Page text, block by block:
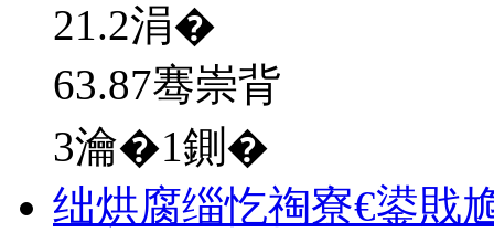
21.2涓�
63.87骞崇背
3瀹�1鍘�
绌烘腐缁忔祹寮€鍙戝